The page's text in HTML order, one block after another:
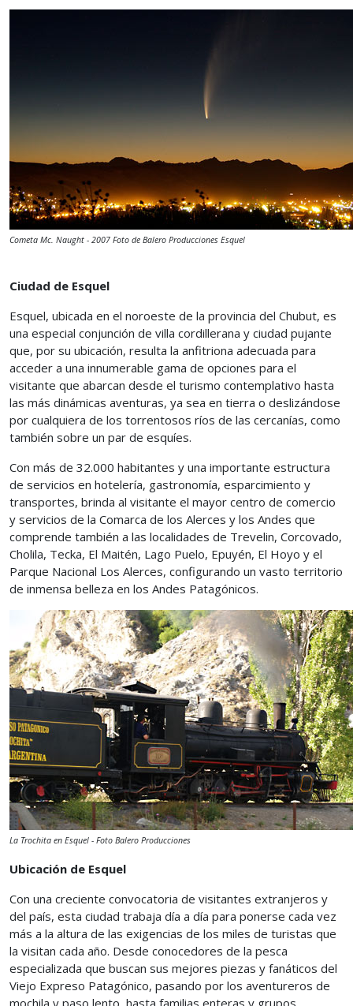
Cometa Mc. Naught - 2007 Foto de Balero Producciones Esquel
Ciudad de Esquel
Esquel, ubicada en el noroeste de la provincia del Chubut, es
una especial conjunción de villa cordillerana y ciudad pujante
que, por su ubicación, resulta la anfitriona adecuada para
acceder a una innumerable gama de opciones para el
visitante que abarcan desde el turismo contemplativo hasta
las más dinámicas aventuras, ya sea en tierra o deslizándose
por cualquiera de los torrentosos ríos de las cercanías, como
también sobre un par de esquíes.
Con más de 32.000 habitantes y una importante estructura
de servicios en hotelería, gastronomía, esparcimiento y
transportes, brinda al visitante el mayor centro de comercio
y servicios de la Comarca de los Alerces y los Andes que
comprende también a las localidades de Trevelin, Corcovado,
Cholila, Tecka, El Maitén, Lago Puelo, Epuyén, El Hoyo y el
Parque Nacional Los Alerces, configurando un vasto territorio
de inmensa belleza en los Andes Patagónicos.
La Trochita en Esquel - Foto Balero Producciones
Ubicación de Esquel
Con una creciente convocatoria de visitantes extranjeros y
del país, esta ciudad trabaja día a día para ponerse cada vez
más a la altura de las exigencias de los miles de turistas que
la visitan cada año. Desde conocedores de la pesca
especializada que buscan sus mejores piezas y fanáticos del
Viejo Expreso Patagónico, pasando por los aventureros de
mochila y paso lento, hasta familias enteras y grupos